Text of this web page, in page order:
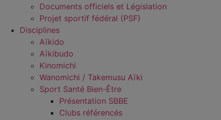
Documents officiels et Législation
Projet sportif fédéral (PSF)
Disciplines
Aïkido
Aïkibudo
Kinomichi
Wanomichi / Takemusu Aïki
Sport Santé Bien-Être
Présentation SBBE
Clubs référencés